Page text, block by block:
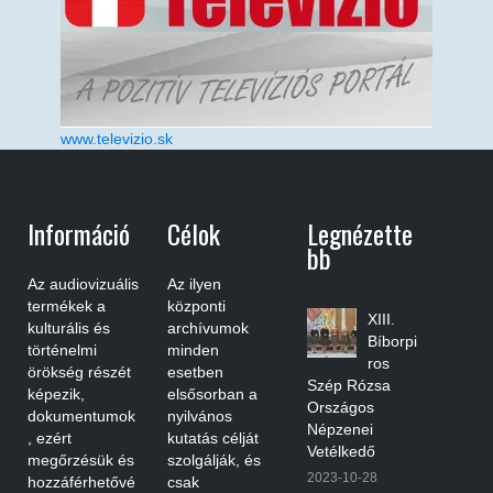
www.televizio.sk
Információ
Az audiovizuális
termékek a
kulturális és
történelmi
örökség részét
képezik,
dokumentumok
, ezért
megőrzésük és
hozzáférhetővé
Célok
Az ilyen
központi
archívumok
minden
esetben
elsősorban a
nyilvános
kutatás célját
szolgálják, és
csak
Legnézette
Bb
XIII.
Bíborpi
ros
Szép Rózsa
Országos
Népzenei
Vetélkedő
2023-10-28